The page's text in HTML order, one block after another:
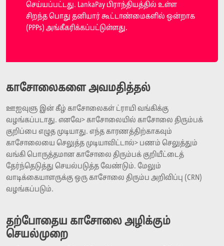
செய்யப்பட்டது. LankaPay பிராந்தியத்தில் உள்ள
சிறந்த பொது தனியார் கூட்டாண்மைகளில் ஒன்றாக
(PPPs) அங்கீகரிக்கப்பட்டுள்ளது.
காசோலைகளை அவமதித்தல்
ஊஐவுளு இன் கீழ் காசோலைகள் ட்ராயி வங்கிக்கு
வழங்கப்படாது. எனவே> காசோலையில் காசோலை திரும்பக்
குறிப்பை எழுத முடியாது. எந்த காரணத்திற்காகவும்
காசோலையை செலுத்த முடியாவிட்டால்> பணம் செலுத்தும்
வங்கி பொருத்தமான காசோலை திரும்பக் குறியீட்டைத்
தேர்ந்தெடுத்து செயல்படுத்த வேண்டும். மேலும்
வாடிக்கையாளருக்கு ஒரு காசோலை திரும்ப அறிவிப்பு (CRN)
வழங்கப்படும்.
தற்போதைய காசோலை அழிக்கும்
செயல்முறை